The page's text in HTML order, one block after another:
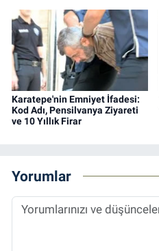
Karatepe'nin Emniyet İfadesi:
Kod Adı, Pensilvanya Ziyareti
ve 10 Yıllık Firar
Yorumlar